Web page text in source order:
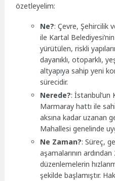
özetleyelim:
Ne?: Çevre, Şehircilik
ile Kartal
yürütülen, riskli
dayanıklı, otoparklı,
altyapıya sahip yeni
sürecidir.
Nerede?: İstanbul’un
Marmaray hattı ile
aksına kadar uzanan
Mahallesi genelinde
Ne Zaman?: Süreç,
aşamalarının
düzenlemelerin
şekilde başlamıştır.